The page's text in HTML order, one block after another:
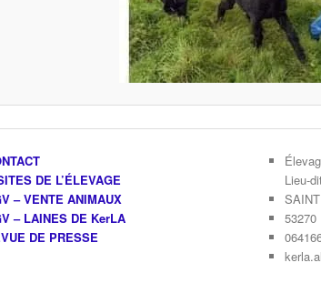
DE L’ÉLEVAGE
– VENTE ANIMAUX
– LAINES DE KerLA
DE PRESSE
Lieu-